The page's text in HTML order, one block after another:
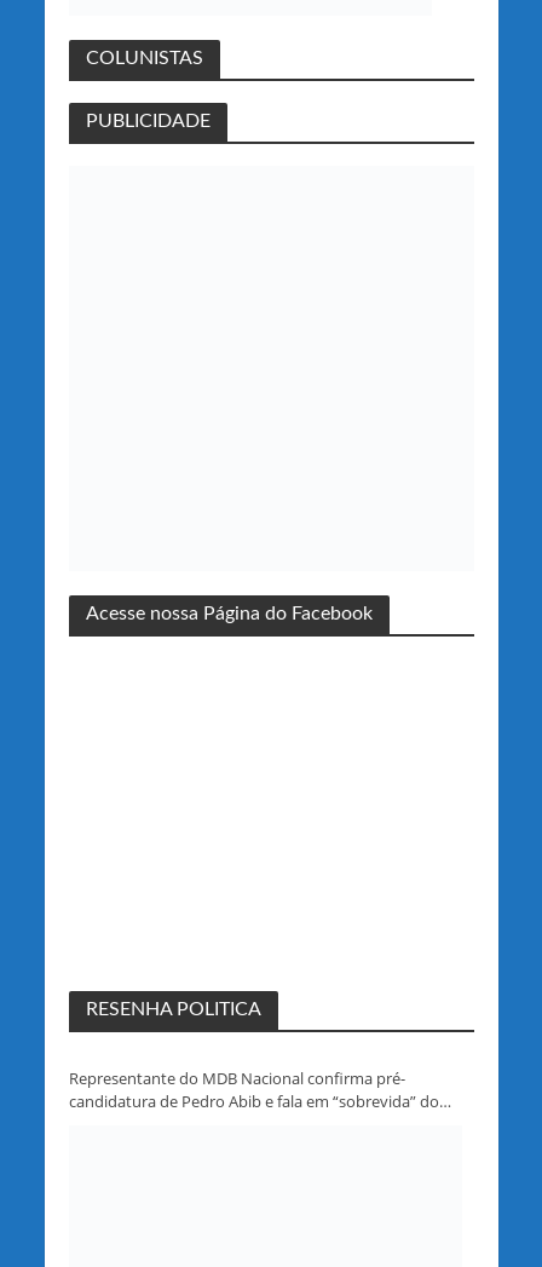
COLUNISTAS
PUBLICIDADE
Acesse nossa Página do Facebook
RESENHA POLITICA
Representante do MDB Nacional confirma pré-
candidatura de Pedro Abib e fala em “sobrevida” do